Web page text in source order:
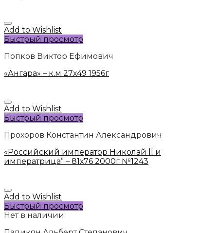
Add to Wishlist
Быстрый просмотр
Попков Виктор Ефимович
«Ангара» – к.м 27х49 1956г
Add to Wishlist
Быстрый просмотр
Прохоров Константин Александрович
«Российский император Николай ll и
императрица” – 81х76 2000г №1243
Add to Wishlist
Быстрый просмотр
Нет в наличии